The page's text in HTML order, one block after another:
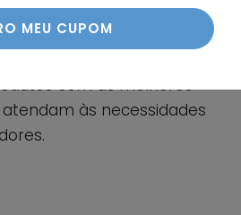
conta com modelos que
diversas necessidades.
com as melhores
às necessidades